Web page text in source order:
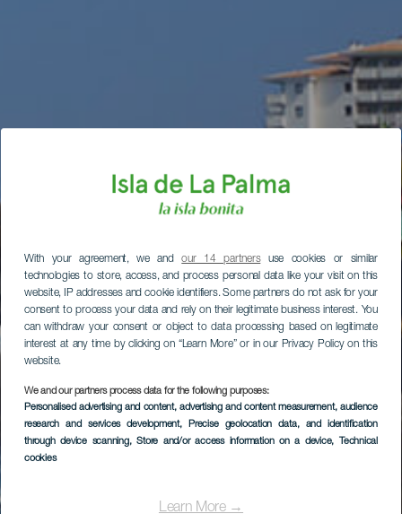
With your agreement, we andour 14 partnersuse cookies or similar
technologies to store, access, and process personal data like your visit on this
website, IP addresses and cookie identifiers. Some partners do not ask for your
consent to process your data and rely on their legitimate business interest. You
can withdraw your consent or object to data processing based on legitimate
interest at any time by clicking on “Learn More” or in our Privacy Policy on this
website.
We and our partners process data for the following purposes:
Personalised advertising and content, advertising and content measurement, audience
research and services development, Precise geolocation data, and identification
through device scanning, Store and/or access information on a device, Technical
cookies
Learn More →